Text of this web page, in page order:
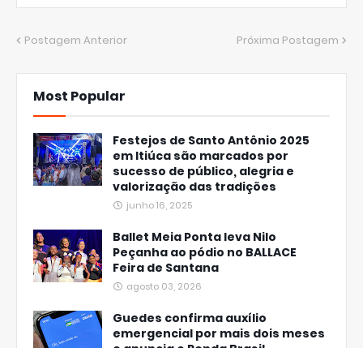
Postagem Anterior Próxima Postagem
Most Popular
Festejos de Santo Antônio 2025
em Itiúca são marcados por
sucesso de público, alegria e
valorização das tradições
junho 16, 2025
Ballet Meia Ponta leva Nilo
Peçanha ao pódio no BALLACE
Feira de Santana
agosto 03, 2026
Guedes confirma auxílio
emergencial por mais dois meses